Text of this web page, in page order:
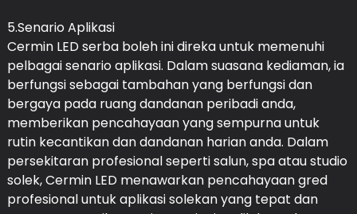
5.Senario Aplikasi
Cermin LED serba boleh ini direka untuk memenuhi
pelbagai senario aplikasi. Dalam suasana kediaman, ia
berfungsi sebagai tambahan yang berfungsi dan
bergaya pada ruang dandanan peribadi anda,
memberikan pencahayaan yang sempurna untuk
rutin kecantikan dan dandanan harian anda. Dalam
persekitaran profesional seperti salun, spa atau studio
solek, Cermin LED menawarkan pencahayaan gred
profesional untuk aplikasi solekan yang tepat dan